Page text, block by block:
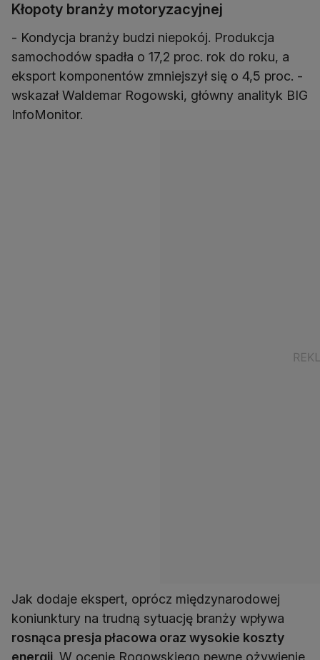
Kłopoty branży motoryzacyjnej
- Kondycja branży budzi niepokój. Produkcja
samochodów spadła o 17,2 proc. rok do roku, a
eksport komponentów zmniejszył się o 4,5 proc. -
wskazał Waldemar Rogowski, główny analityk BIG
InfoMonitor.
Jak dodaje ekspert, oprócz międzynarodowej
koniunktury na trudną sytuację branży wpływa
rosnąca presja płacowa oraz wysokie koszty
energii. W ocenie Rogowskiego pewne ożywienie